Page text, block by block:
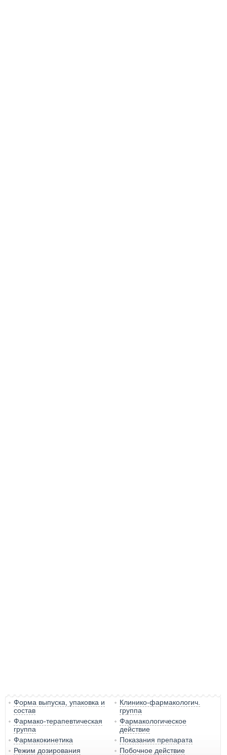
Форма выпуска, упаковка и
состав
Клинико-фармакологич.
группа
Фармако-терапевтическая
группа
Фармакологическое
действие
Фармакокинетика
Показания препарата
Режим дозирования
Побочное действие